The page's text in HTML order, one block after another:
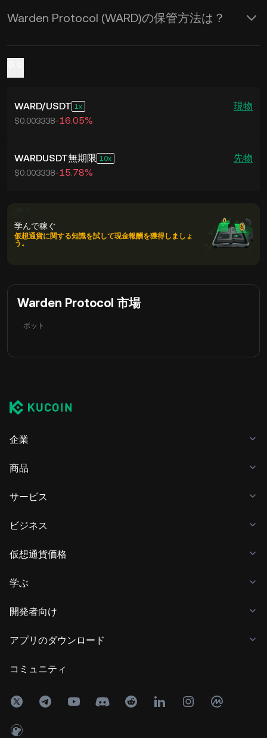
Warden Protocol (WARD)の保管方法は？
WARD/USDT 1 現物
$0.003338-16.05%
WARDUSDT無期限 10 先物
$0.003338-15.78%
学んで稼ぐ
仮想通貨に関する知識を試して現金報酬を獲得しましょ
う。
Warden Protocol 市場
ボット
企業
商品
サービス
ビジネス
仮想通貨価格
学ぶ
開発者向け
アプリのダウンロード
コミュニティ